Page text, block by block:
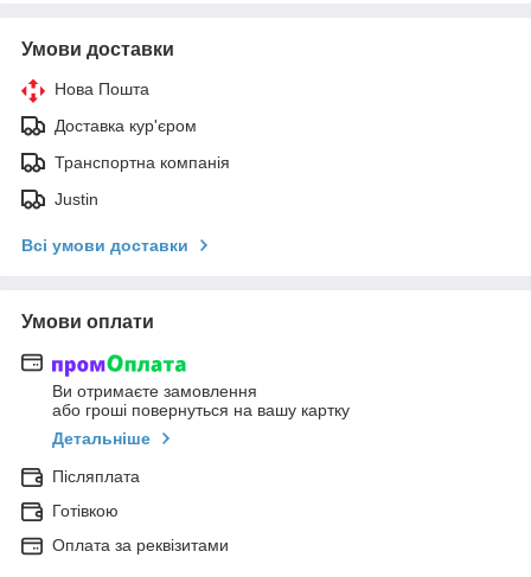
Умови доставки
Нова Пошта
Доставка кур'єром
Транспортна компанія
Justin
Всі умови доставки
Умови оплати
Ви отримаєте замовлення
або гроші повернуться на вашу картку
Детальніше
Післяплата
Готівкою
Оплата за реквізитами